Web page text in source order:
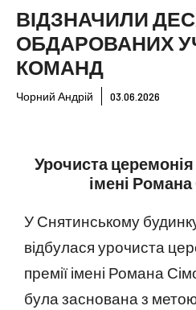
ВІДЗНАЧИЛИ
ОБДАРОВАНИХ
КОМАНД
Чорний Андрій 03.06.2026
Урочиста
імені
У Снятинському
відбулася урочиста
премії імені Романа
була заснована з